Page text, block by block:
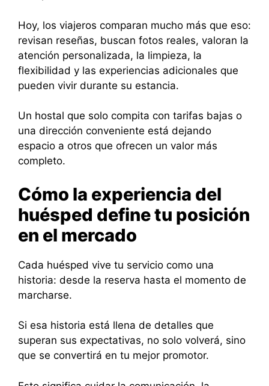
Hoy, los viajeros comparan mucho más que eso:
revisan reseñas, buscan fotos reales, valoran la
atención personalizada, la limpieza, la
flexibilidad y las experiencias adicionales que
pueden vivir durante su estancia.
Un hostal que solo compita con tarifas bajas o
una dirección conveniente está dejando
espacio a otros que ofrecen un valor más
completo.
Cómo la experiencia del
huésped define tu posición
en el mercado
Cada huésped vive tu servicio como una
historia: desde la reserva hasta el momento de
marcharse.
Si esa historia está llena de detalles que
superan sus expectativas, no solo volverá, sino
que se convertirá en tu mejor promotor.